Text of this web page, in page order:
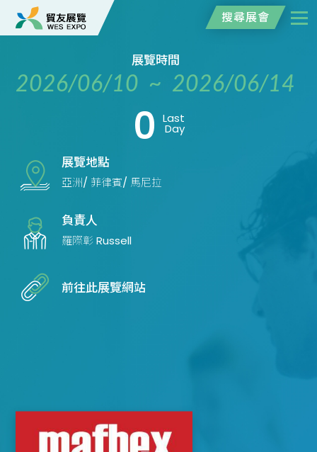
搜尋展會
展覽時間
2026/06/10 ~ 2026/06/14
0 Last
Day
展覽地點
亞洲/ 菲律賓/ 馬尼拉
負責人
羅際彰 Russell
前往此展覽網站